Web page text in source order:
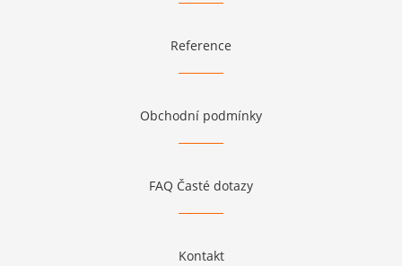
Reference
Obchodní podmínky
FAQ Časté dotazy
Kontakt